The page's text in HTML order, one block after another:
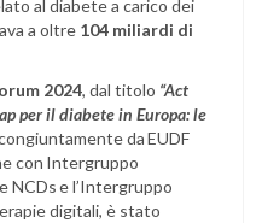
al diabete a carico dei
a oltre 104 miliardi di
2024, dal titolo “Act
per il diabete in Europa: le
da EUDF
con Intergruppo
NCDs e l’Intergruppo
digitali, è stato